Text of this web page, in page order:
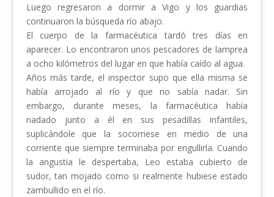
Luego regresaron a dormir a Vigo y los guardias
continuaron la búsqueda río abajo.
El cuerpo de la farmacéutica tardó tres días en
aparecer. Lo encontraron unos pescadores de lamprea
a ocho kilómetros del lugar en que había caído al agua.
Años más tarde, el inspector supo que ella misma se
había arrojado al río y que no sabía nadar. Sin
embargo, durante meses, la farmacéutica había
nadado junto a él en sus pesadillas infantiles,
suplicándole que la socorriese en medio de una
corriente que siempre terminaba por engullirla. Cuando
la angustia le despertaba, Leo estaba cubierto de
sudor, tan mojado como si realmente hubiese estado
zambullido en el río.